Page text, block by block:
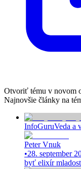
Otvoriť tému v novom
Najnovšie články na
InfoGuruVeda a
Peter Vnuk
•28. september
byť elixír